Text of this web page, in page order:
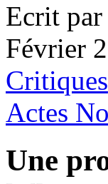
Ecrit par
Février
Critiques
Actes
Une